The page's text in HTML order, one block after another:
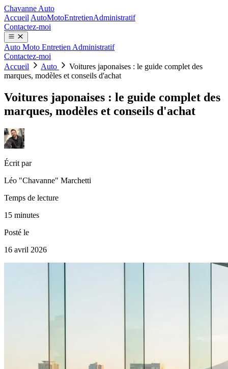
Chavanne Auto
Accueil AutoMotoEntretienAdministratif
Contactez-moi
Auto Moto Entretien Administratif
Contactez-moi
Accueil
Auto
Voitures japonaises : le guide complet des
marques, modèles et conseils d'achat
Voitures japonaises : le guide complet des
marques, modèles et conseils d'achat
Écrit par
Léo "Chavanne" Marchetti
Temps de lecture
15 minutes
Posté le
16 avril 2026